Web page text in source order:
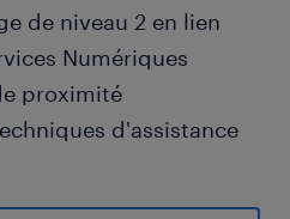
de niveau 2 en lien
Numériques
proximité
d'assistance
tickets de l'ensemble